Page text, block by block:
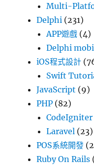
Multi-
Delphi (231)
APP遊戲 (4)
Delphi
iOS程式設計
Swift
JavaScript (9)
PHP (82)
CodeIgniter
Laravel (23)
POS系統開發
Ruby On Rails